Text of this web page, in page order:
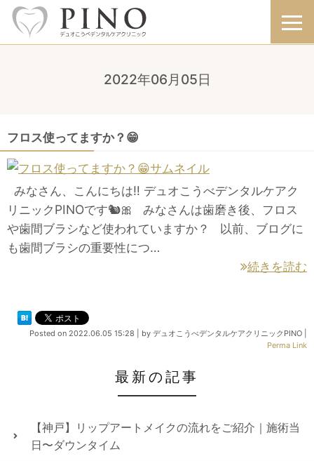
2022年06月05日
フロス使ってますか？😁
みなさん、こんにちは‼️ デュオこうべデンタルケアク
リニックPINOです🐿🎀 みなさんは歯磨き後、フロス
や歯間ブラシなど使われていますか？ 以前、ブログに
も歯間ブラシの重要性につ…
続きを読む
Posted on 2022.06.05 15:28 by デュオこうべデンタルケアクリニックPINO
Perma Link
最新の記事
【神戸】リップアートメイクの流れをご紹介｜施術当
日〜ダウンタイム